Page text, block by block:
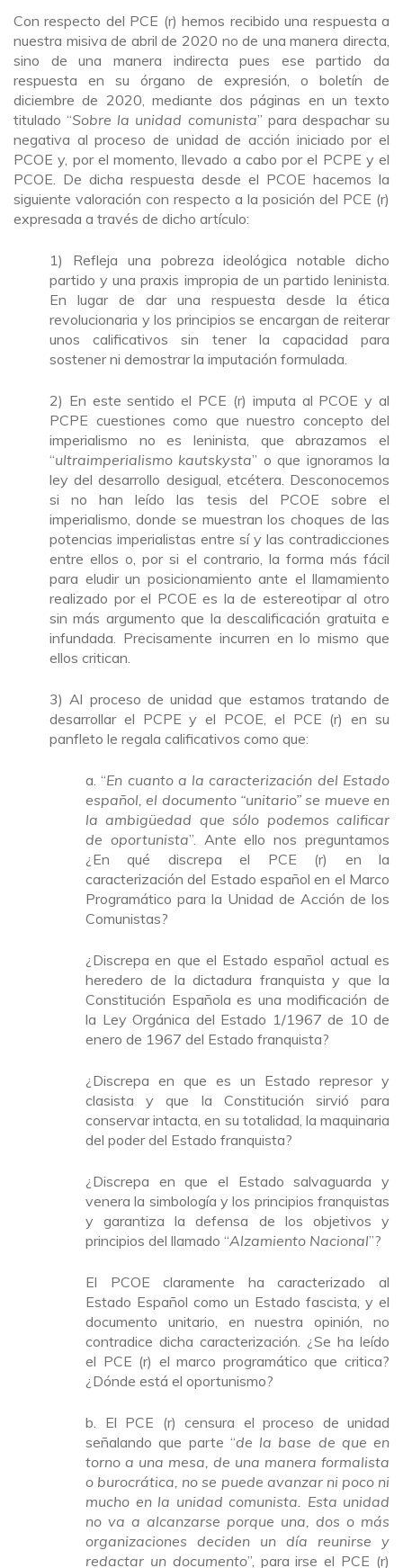
Con respecto del PCE (r) hemos recibido una respuesta a
nuestra misiva de abril de 2020 no de una manera directa,
sino de una manera indirecta pues ese partido da
respuesta en su órgano de expresión, o boletín de
diciembre de 2020, mediante dos páginas en un texto
titulado “Sobre la unidad comunista” para despachar su
negativa al proceso de unidad de acción iniciado por el
PCOE y, por el momento, llevado a cabo por el PCPE y el
PCOE. De dicha respuesta desde el PCOE hacemos la
siguiente valoración con respecto a la posición del PCE (r)
expresada a través de dicho artículo:
1) Refleja una pobreza ideológica notable dicho
partido y una praxis impropia de un partido leninista.
En lugar de dar una respuesta desde la ética
revolucionaria y los principios se encargan de reiterar
unos calificativos sin tener la capacidad para
sostener ni demostrar la imputación formulada.
2) En este sentido el PCE (r) imputa al PCOE y al
PCPE cuestiones como que nuestro concepto del
imperialismo no es leninista, que abrazamos el
“ultraimperialismo kautskysta” o que ignoramos la
ley del desarrollo desigual, etcétera. Desconocemos
si no han leído las tesis del PCOE sobre el
imperialismo, donde se muestran los choques de las
potencias imperialistas entre sí y las contradicciones
entre ellos o, por si el contrario, la forma más fácil
para eludir un posicionamiento ante el llamamiento
realizado por el PCOE es la de estereotipar al otro
sin más argumento que la descalificación gratuita e
infundada. Precisamente incurren en lo mismo que
ellos critican.
3) Al proceso de unidad que estamos tratando de
desarrollar el PCPE y el PCOE, el PCE (r) en su
panfleto le regala calificativos como que:
a. “En cuanto a la caracterización del Estado
español, el documento “unitario” se mueve en
la ambigüedad que sólo podemos calificar
de oportunista”. Ante ello nos preguntamos
¿En qué discrepa el PCE (r) en la
caracterización del Estado español en el Marco
Programático para la Unidad de Acción de los
Comunistas?
¿Discrepa en que el Estado español actual es
heredero de la dictadura franquista y que la
Constitución Española es una modificación de
la Ley Orgánica del Estado 1/1967 de 10 de
enero de 1967 del Estado franquista?
¿Discrepa en que es un Estado represor y
clasista y que la Constitución sirvió para
conservar intacta, en su totalidad, la maquinaria
del poder del Estado franquista?
¿Discrepa en que el Estado salvaguarda y
venera la simbología y los principios franquistas
y garantiza la defensa de los objetivos y
principios del llamado “Alzamiento Nacional”?
El PCOE claramente ha caracterizado al
Estado Español como un Estado fascista, y el
documento unitario, en nuestra opinión, no
contradice dicha caracterización. ¿Se ha leído
el PCE (r) el marco programático que critica?
¿Dónde está el oportunismo?
b. El PCE (r) censura el proceso de unidad
señalando que parte “de la base de que en
torno a una mesa, de una manera formalista
o burocrática, no se puede avanzar ni poco ni
mucho en la unidad comunista. Esta unidad
no va a alcanzarse porque una, dos o más
organizaciones deciden un día reunirse y
redactar un documento”, para irse el PCE (r)